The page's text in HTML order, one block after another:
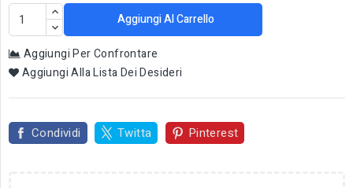
Aggiungi Al Carrello
Aggiungi Per Confrontare
Aggiungi Alla Lista Dei Desideri
Condividi Twitta Pinterest